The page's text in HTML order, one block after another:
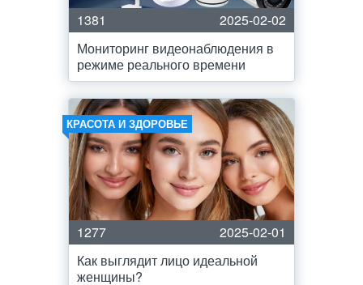
1381
2025-02-02
Мониторинг видеонаблюдения в
режиме реального времени
КРАСОТА И ЗДОРОВЬЕ
1277
2025-02-01
Как выглядит лицо идеальной
женщины?